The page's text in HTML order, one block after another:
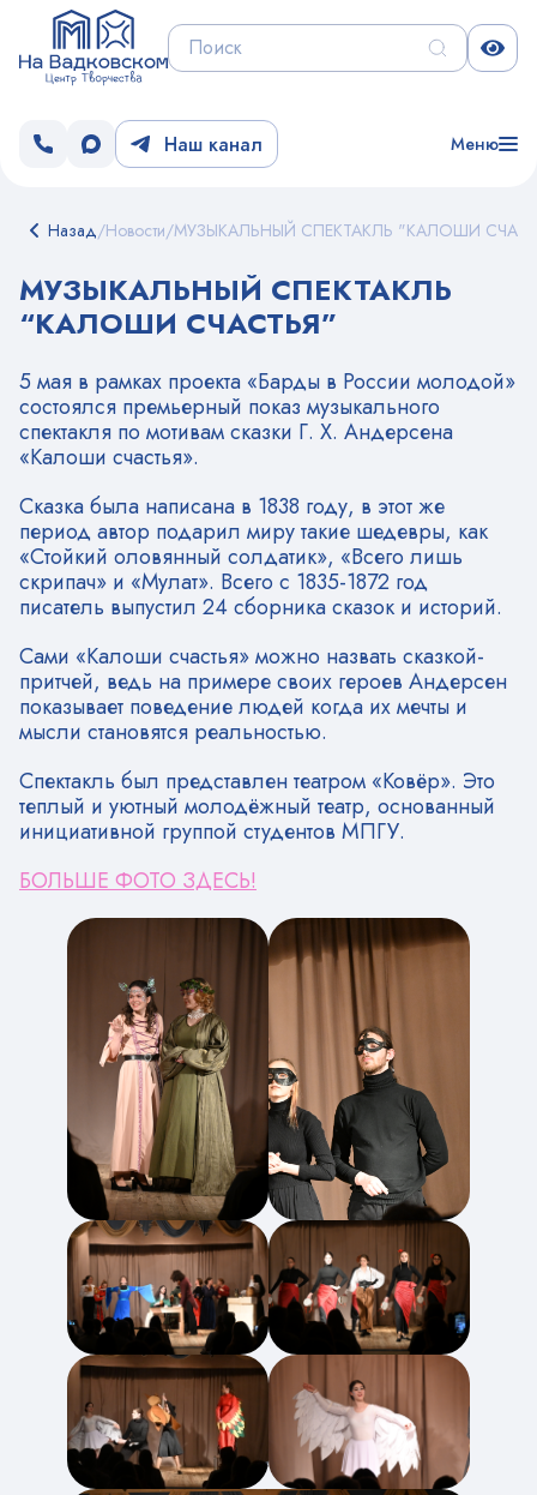
Наш канал Меню
Назад/Новости/МУЗЫКАЛЬНЫЙ СПЕКТАКЛЬ "КАЛОШИ
МУЗЫКАЛЬНЫЙ СПЕКТАКЛЬ
“КАЛОШИ СЧАСТЬЯ”
5 мая в рамках проекта «Барды в России молодой»
состоялся премьерный показ музыкального
спектакля по мотивам сказки Г. Х. Андерсена
«Калоши счастья».
Сказка была написана в 1838 году, в этот же
период автор подарил миру такие шедевры, как
«Стойкий оловянный солдатик», «Всего лишь
скрипач» и «Мулат». Всего с 1835-1872 год
писатель выпустил 24 сборника сказок и историй.
Сами «Калоши счастья» можно назвать сказкой-
притчей, ведь на примере своих героев Андерсен
показывает поведение людей когда их мечты и
мысли становятся реальностью.
Спектакль был представлен театром «Ковёр». Это
теплый и уютный молодёжный театр, основанный
инициативной группой студентов МПГУ.
БОЛЬШЕ ФОТО ЗДЕСЬ!